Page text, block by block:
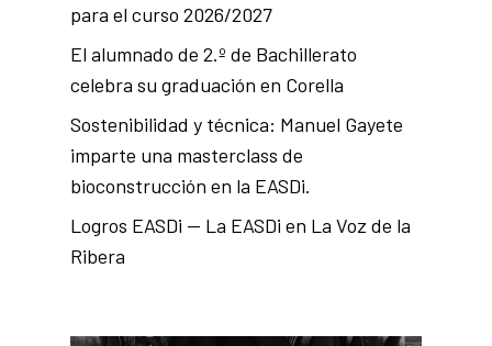
para el curso 2026/2027
El alumnado de 2.º de Bachillerato
celebra su graduación en Corella
Sostenibilidad y técnica: Manuel Gayete
imparte una masterclass de
bioconstrucción en la EASDi.
Logros EASDi — La EASDi en La Voz de la
Ribera